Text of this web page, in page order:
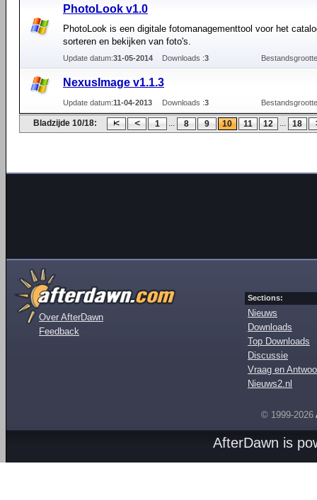
PhotoLook v1.0
PhotoLook is een digitale fotomanagementtool voor het
sorteren en bekijken van foto's.
Update datum:31-05-2014 Downloads :3
NexusImage v1.1.3
Update datum:11-04-2013 Downloads :3
Bladzijde 10/18: 1 ... 8 9 10 11 12 ... 18
Over AfterDawn
Feedback
Sections:
Nieuws
Downloads
Top Downloads
Discussie
Vraag en
Nieuws2.nl
© 1999-2026
AfterDawn is